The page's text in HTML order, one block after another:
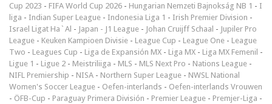
Cup 2023 - FIFA World Cup 2026 - Hungarian Nemzeti Bajnokság NB 1 - I
liga - Indian Super League - Indonesia Liga 1 - Irish Premier Division -
Israel Ligat Ha`Al - Japan - J1 League - Johan Cruijff Schaal - Jupiler Pro
League - Keuken Kampioen Divisie - League Cup - League One - League
Two - Leagues Cup - Liga de Expansión MX - Liga MX - Liga MX Femenil -
Ligue 1 - Ligue 2 - Meistriliiga - MLS - MLS Next Pro - Nations League -
NIFL Premiership - NISA - Northern Super League - NWSL National
Women's Soccer League - Oefen-interlands - Oefen-interlands Vrouwen
- ÖFB-Cup - Paraguay Primera División - Premier League - Premjer-Liga -